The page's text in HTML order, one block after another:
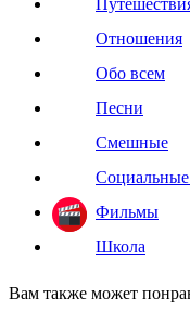
Отношения
Обо всем
Песни
Смешные
Социальные
Фильмы
Школа
Вам также может